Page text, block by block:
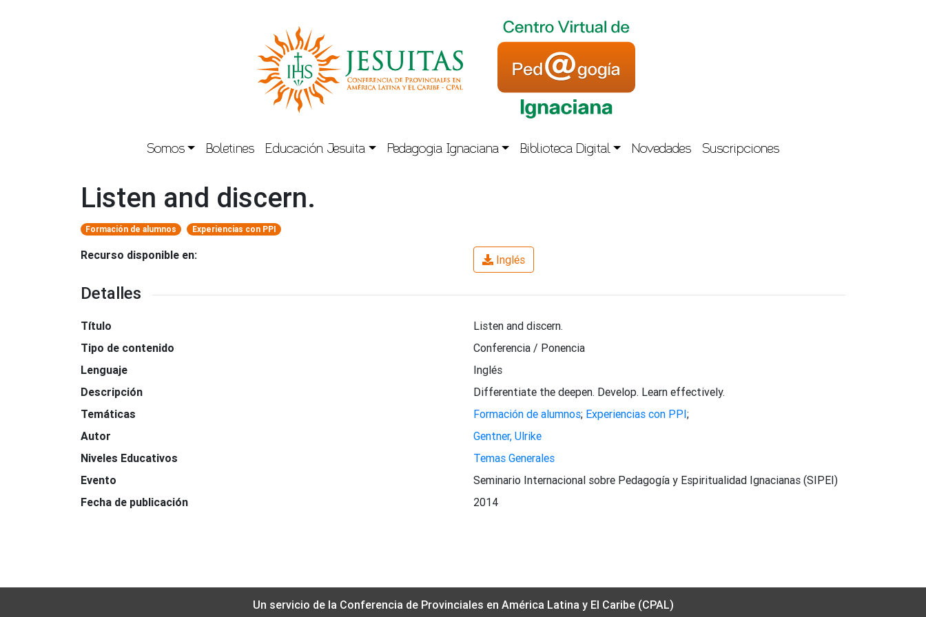
Somos Boletines Educación Jesuita Pedagogia Ignaciana Biblioteca Digital Novedades Suscripciones
Listen and discern.
Formación de alumnos Experiencias con PPI
Recurso disponible en: Inglés
Detalles
Título
Listen and discern.
Tipo de contenido
Conferencia / Ponencia
Lenguaje
Inglés
Descripción
Differentiate the deepen. Develop. Learn effectively.
Temáticas
Formación de alumnos; Experiencias con PPI;
Autor
Gentner, Ulrike
Niveles Educativos
Temas Generales
Evento
Seminario Internacional sobre Pedagogía y Espiritualidad Ignacianas (SIPEI)
Fecha de publicación
2014
Un servicio de la Conferencia de Provinciales en América Latina y El Caribe (CPAL)